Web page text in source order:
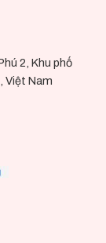
2, Khu phố
Việt Nam